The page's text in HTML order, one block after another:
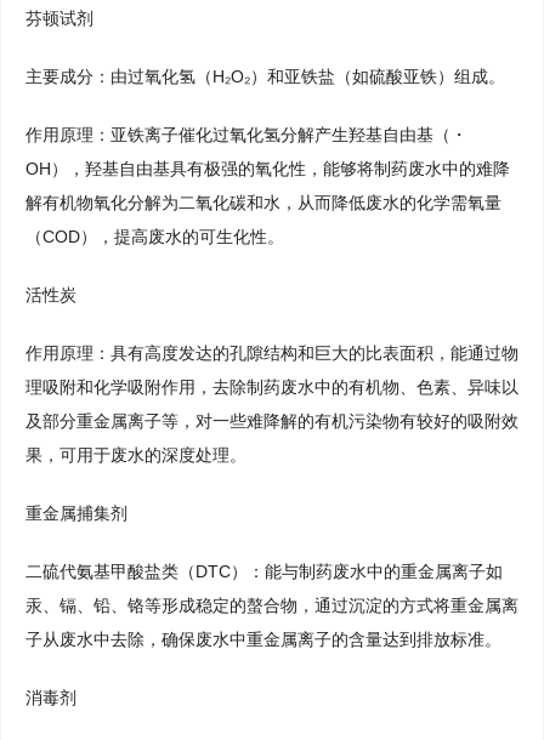
芬顿试剂
主要成分：由过氧化氢（H₂O₂）和亚铁盐（如硫酸亚铁）组成。
作用原理：亚铁离子催化过氧化氢分解产生羟基自由基（・
OH），羟基自由基具有极强的氧化性，能够将制药废水中的难降
解有机物氧化分解为二氧化碳和水，从而降低废水的化学需氧量
（COD），提高废水的可生化性。
活性炭
作用原理：具有高度发达的孔隙结构和巨大的比表面积，能通过物
理吸附和化学吸附作用，去除制药废水中的有机物、色素、异味以
及部分重金属离子等，对一些难降解的有机污染物有较好的吸附效
果，可用于废水的深度处理。
重金属捕集剂
二硫代氨基甲酸盐类（DTC）：能与制药废水中的重金属离子如
汞、镉、铅、铬等形成稳定的螯合物，通过沉淀的方式将重金属离
子从废水中去除，确保废水中重金属离子的含量达到排放标准。
消毒剂